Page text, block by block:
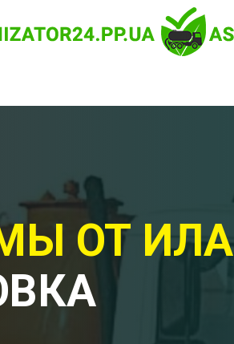
ОТ ИЛА